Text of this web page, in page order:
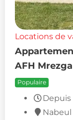
Locations de
AFH
Populaire
Depuis
Nabeul